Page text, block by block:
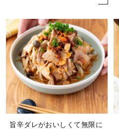
旨辛ダレがおいしくて無限に